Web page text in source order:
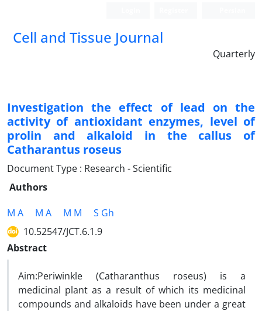
Cell and Tissue Journal
Quarterly
Investigation the effect of lead on the
activity of antioxidant enzymes, level of
prolin and alkaloid in the callus of
Catharantus roseus
Document Type : Research - Scientific
Authors
M A
M A M M
S Gh
10.52547/JCT.6.1.9
Abstract
Aim:Periwinkle (Catharanthus roseus) is a
medicinal plant as a result of which its medicinal
compounds and alkaloids have been under a great